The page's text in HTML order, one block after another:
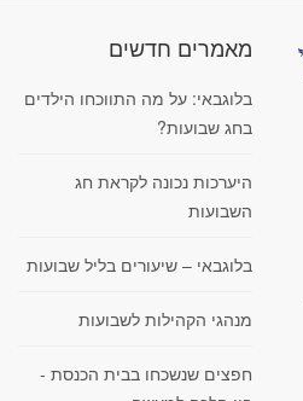
מאמרים חדשים
בלוגבאי: על מה התווכחו הילדים
בחג שבועות?
היערכות נכונה לקראת חג
השבועות
בלוגבאי – שיעורים בליל שבועות
מנהגי הקהילות לשבועות
חפצים שנשכחו בבית הכנסת -